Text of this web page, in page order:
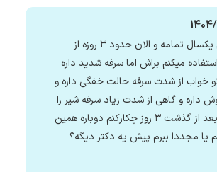
سلام سن پسرم یکسال تمامه و الان حدود ۳ روزه از
فارمانتین ۲۲۸ استفاده میکنم براش اما سرفه شدید داره
خواب از شدت سرفه حالت خفگی داره و
داره و گاهی از شدت زیاد سرفه شیر را
استفراغ می‌کند بعد از گذشت ۳ روز چکارکنم دوباره همین
یا مجددا ببرم پیش یه دکتر دیگه؟